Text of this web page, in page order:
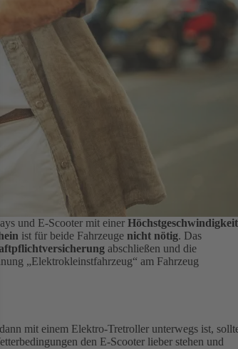
und E-Scooter mit einer Höchstgeschwindigkeit
ist für beide Fahrzeuge nicht nötig. Das
abschließen und die
„Elektrokleinstfahrzeug“ am Fahrzeug
dann mit einem Elektro-Tretroller unterwegs ist,
den E-Scooter lieber stehen und